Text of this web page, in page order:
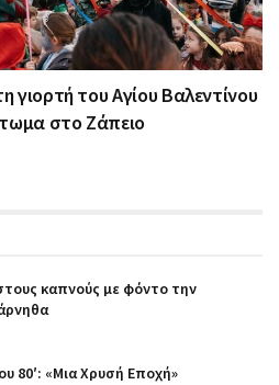
γιορτή του Αγίου Βαλεντίνου
στο Ζάπειο
καπνούς με φόντο την
80′: «Μια Χρυσή Εποχή»